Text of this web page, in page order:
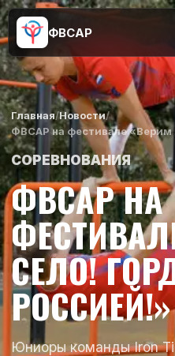
ФВСАР
Главная/Новости/
ФВСАР на фестивале «Верим
СОРЕВНОВАНИЯ
ФВСАР НА
СЕЛО!
РОССИЕЙ!»
Юниоры команды Iron